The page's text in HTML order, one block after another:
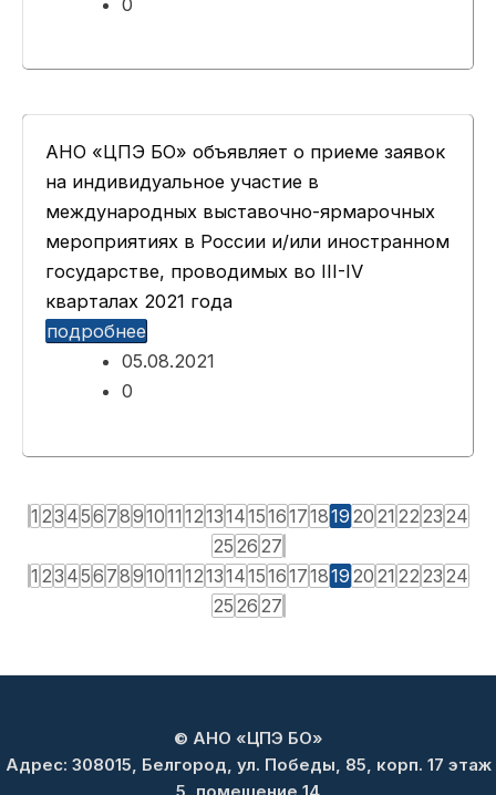
АНО «ЦПЭ БО» объявляет о приеме заявок
на индивидуальное участие в
международных выставочно-ярмарочных
мероприятиях в России и/или иностранном
государстве, проводимых во III-IV
кварталах 2021 года
подробнее
05.08.2021
0
1 23 456 7891011 121314151617181920 21 22 23 24
25 26 27
1 23 456 7891011 121314151617181920 21 22 23 24
25 26 27
© АНО «ЦПЭ БО»
Адрес: 308015, Белгород, ул. Победы, 85, корп. 17 этаж